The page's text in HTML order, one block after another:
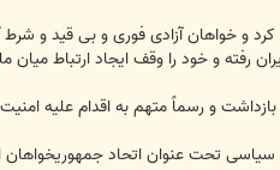
و خواهان آزادی فوری و بی قيد و
رفته و خود را وقف ايجاد ارتباط ميان
و رسماً متهم به اقدام عليه
تحت عنوان اتحاد جمهوريخواهان